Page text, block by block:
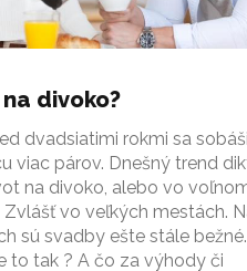
divoko?
dvadsiatimi rokmi sa
viac párov. Dnešný trend
na divoko, alebo vo
Zvlášť vo veľkých mestách.
sú svadby ešte stále bežné.
to tak ? A čo za výhody či